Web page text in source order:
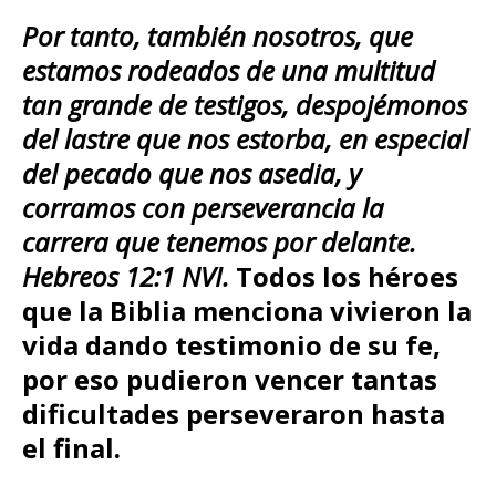
Por tanto, también nosotros, que
estamos rodeados de una multitud
tan grande de testigos, despojémonos
del lastre que nos estorba, en especial
del pecado que nos asedia, y
corramos con perseverancia la
carrera que tenemos por delante.
Hebreos 12:1 NVI. Todos los héroes
que la Biblia menciona vivieron la
vida dando testimonio de su fe,
por eso pudieron vencer tantas
dificultades perseveraron hasta
el final.